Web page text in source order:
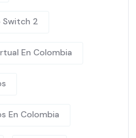
Switch 2
En Colombia
En Colombia